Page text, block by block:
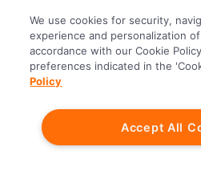
Tabela para juntar dinheiro
R$10!
We use cookies for security,
experience and personalization
accordance with our Cookie
preferences indicated in the
Policy
Accept All